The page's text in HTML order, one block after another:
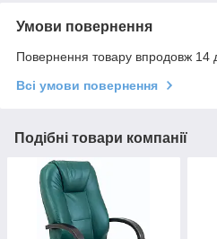
Умови повернення
Повернення товару впродовж 14
Всі умови повернення
Подібні товари компанії